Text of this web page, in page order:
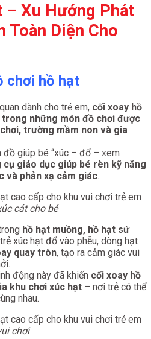
Xu Hướng Phát
Toàn Diện Cho
chơi hồ hạt
dành cho trẻ em, cối xoay hồ
trong những món đồ chơi được
trường mầm non và gia
đồ giúp bé “xúc – đổ – xem
cụ giáo dục giúp bé rèn kỹ năng
và phản xạ cảm giác.
cát cho bé
hồ hạt muồng, hồ hạt sứ
xúc hạt đổ vào phễu, dòng hạt
quay tròn, tạo ra cảm giác vui
động này đã khiến cối xoay hồ
khu chơi xúc hạt – nơi trẻ có thể
nhau.
chơi